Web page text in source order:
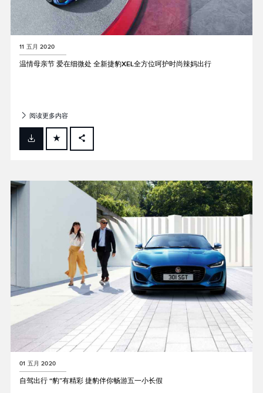
11 五月 2020
温情母亲节 爱在细微处 全新捷豹XEL全方位呵护时尚辣妈出行
阅读更多内容
FACEBOOK
LINKEDIN
SHARE
01 五月 2020
自驾出行 “豹”有精彩 捷豹伴你畅游五一小长假